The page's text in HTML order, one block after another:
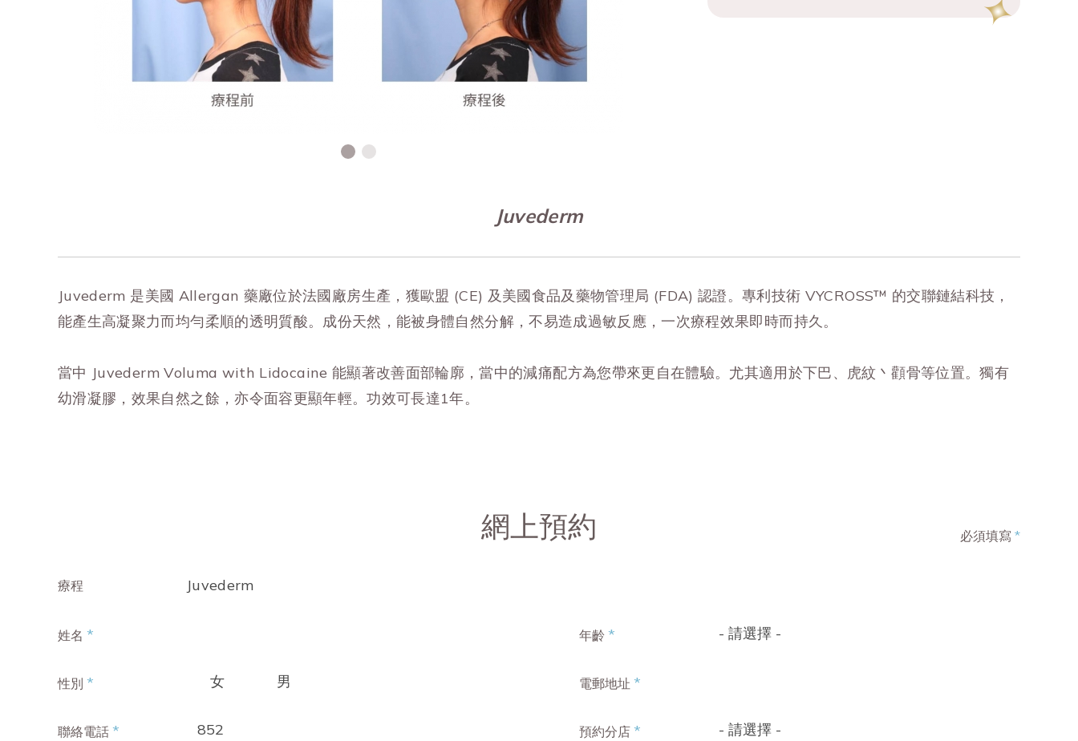
Juvederm
Juvederm 是美國 Allergan 藥廠位於法國廠房生產，獲歐盟 (CE) 及美國食品及藥物管理局 (FDA) 認證。專利技術 VYCROSS™️ 的交聯鏈結科技，
能產生高凝聚力而均勻柔順的透明質酸。 成份天然，能被身體自然分解，不易造成過敏反應，一次療程效果即時而持久。
當中 Juvederm Voluma with Lidocaine 能顯著改善面部輪廓，當中的減痛配方為您帶來更自在體驗。尤其適用於下巴、虎紋丶顴骨等位置。獨有
幼滑凝膠，效果自然之餘，亦令面容更顯年輕。功效可長達1年。
網上預約 必須填寫 *
療程 Juvederm
姓名 * 年齡 * - 請選擇 -
性別 * 女 男 電郵地址 *
聯絡電話 * 852 預約分店 * - 請選擇 -